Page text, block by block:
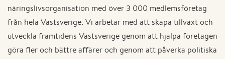
näringslivsorganisation med över 3 000 medlemsföretag
från hela Västsverige. Vi arbetar med att skapa tillväxt och
utveckla framtidens Västsverige genom att hjälpa företagen
göra fler och bättre affärer och genom att påverka politiska